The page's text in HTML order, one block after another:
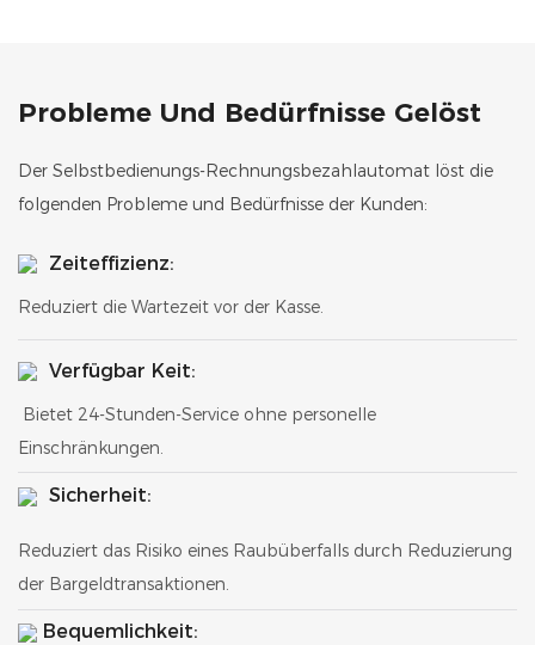
Probleme Und Bedürfnisse Gelöst
Der Selbstbedienungs-Rechnungsbezahlautomat löst die
folgenden Probleme und Bedürfnisse der Kunden:
Zeiteffizienz:
Reduziert die Wartezeit vor der Kasse.
Verfügbar Keit:
Bietet 24-Stunden-Service ohne personelle
Einschränkungen.
Sicherheit:
Reduziert das Risiko eines Raubüberfalls durch Reduzierung
der Bargeldtransaktionen.
Bequemlichkeit: